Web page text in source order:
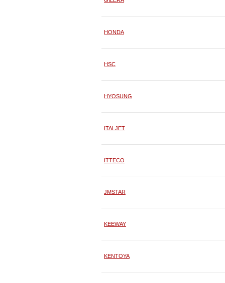
HONDA
HSC
HYOSUNG
ITALJET
ITTECO
JMSTAR
KEEWAY
KENTOYA